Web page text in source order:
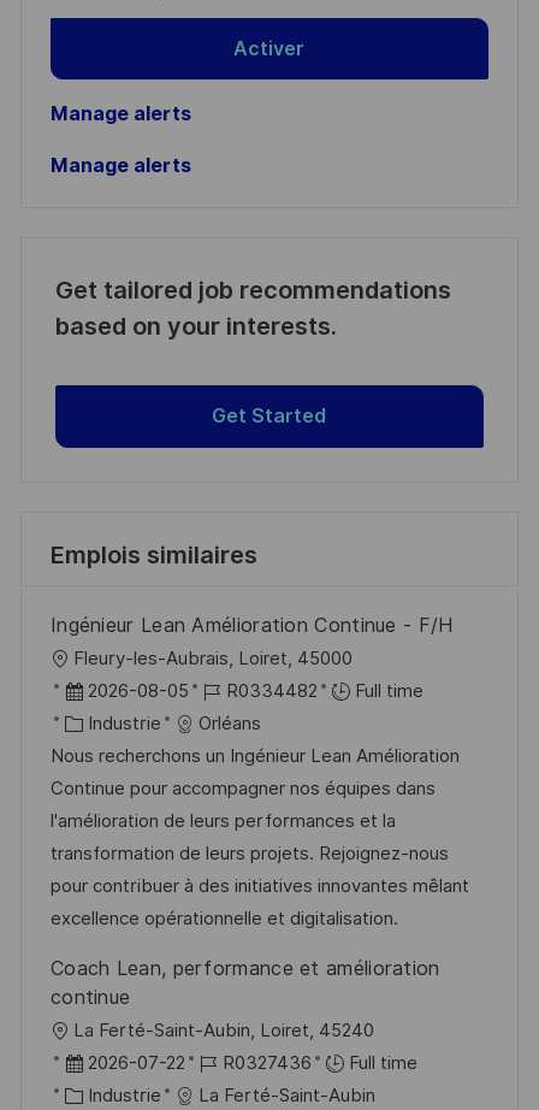
Activer
Manage alerts
Manage alerts
Get tailored job recommendations
based on your interests.
Get Started
Emplois similaires
Ingénieur Lean Amélioration Continue - F/H
o
c
a
l
i
s
a
t
o
Fleury-les-Aubrais, Loiret, 45000
D
a
t
e
d
’
a
f
i
a
2026-08-05
R
é
f
é
r
e
n
c
d
o
R0334482
Full time
C
a
t
é
g
o
r
e
Industrie
Orléans
Nous recherchons un Ingénieur Lean Amélioration
Continue pour accompagner nos équipes dans
l'amélioration de leurs performances et la
transformation de leurs projets. Rejoignez-nous
pour contribuer à des initiatives innovantes mêlant
excellence opérationnelle et digitalisation.
Coach Lean, performance et amélioration
continue
o
c
La Ferté-Saint-Aubin, Loiret, 45240
D
a
2026-07-22
R
é
R0327436
Full time
C Industrie
La Ferté-Saint-Aubin